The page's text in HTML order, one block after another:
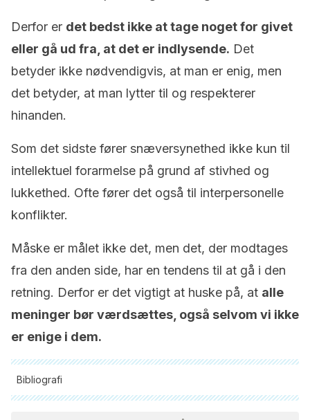
Derfor er det bedst ikke at tage noget for givet
eller gå ud fra, at det er indlysende. Det
betyder ikke nødvendigvis, at man er enig, men
det betyder, at man lytter til og respekterer
hinanden.
Som det sidste fører snæversynethed ikke kun til
intellektuel forarmelse på grund af stivhed og
lukkethed. Ofte fører det også til interpersonelle
konflikter.
Måske er målet ikke det, men det, der modtages
fra den anden side, har en tendens til at gå i den
retning. Derfor er det vigtigt at huske på, at alle
meninger bør værdsættes, også selvom vi ikke
er enige i dem.
Bibliografi
Alle citerede kilder blev grundigt gennemgået af vores team